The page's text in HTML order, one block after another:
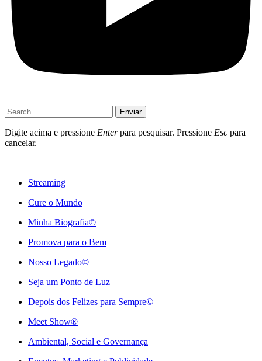
Enviar
Digite acima e pressione Enterpara pesquisar. Pressione Esc para
cancelar.
Streaming
Cure o Mundo
Minha Biografia©
Promova para o Bem
Nosso Legado©
Seja um Ponto de Luz
Depois dos Felizes para Sempre©️
Meet Show®
Ambiental, Social e Governança